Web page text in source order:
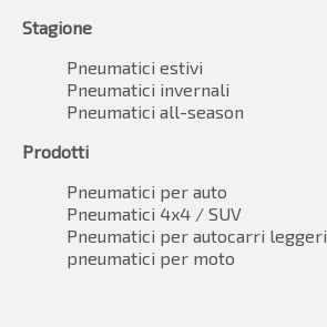
Stagione
Pneumatici estivi
Pneumatici invernali
Pneumatici all-season
Prodotti
Pneumatici per auto
Pneumatici 4x4 / SUV
Pneumatici per autocarri leggeri
pneumatici per moto